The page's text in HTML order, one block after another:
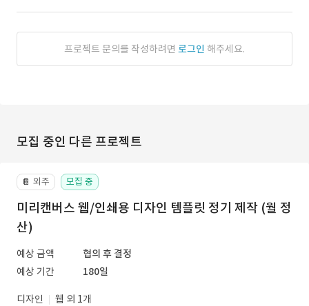
프로젝트 문의를 작성하려면 로그인 해주세요.
모집 중인 다른 프로젝트
📔 외주 모집 중
미리캔버스 웹/인쇄용 디자인 템플릿 정기 제작 (월 정
산)
예상 금액
협의 후 결정
예상 기간
180일
디자인
웹 외 1개